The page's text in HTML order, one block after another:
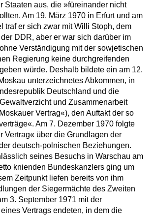
Staaten aus, die »füreinander nicht
Am 19. März 1970 in Erfurt und am
traf er sich zwar mit Willi Stoph, dem
DDR, aber er war sich darüber im
Verständigung mit der sowjetischen
Regierung keine durchgreifenden
würde. Deshalb bildete ein am 12.
unterzeichnetes Abkommen, in
Deutschland und die
und Zusammenarbeit
Vertrag«), den Auftakt der so
Am 7. Dezember 1970 folgte
Vertrag« über die Grundlagen der
deutsch-polnischen Beziehungen.
seines Besuchs in Warschau am
knienden Bundeskanzlers ging um
Zeitpunkt liefen bereits von ihm
der Siegermächte des Zweiten
3. September 1971 mit der
Vertrags endeten, in dem die